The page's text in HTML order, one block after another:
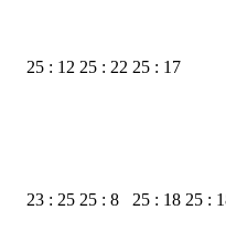
25 : 12 25 : 22 25 : 17
23 : 25 25 : 8 25 : 18 25 :